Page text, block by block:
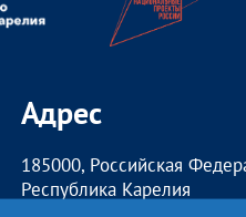
Адрес
185000, Российская
Республика Карелия